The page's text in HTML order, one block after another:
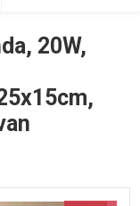
20W,